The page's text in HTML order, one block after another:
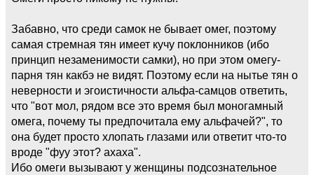
Забавно, что среди самок не бывает омег, поэтому
самая стремная тян имеет кучу поклонников (ибо
принцип незаменимости самки), но при этом омегу-
парня тян какбэ не видят. Поэтому если на нытье тян о
неверности и эгоистичности альфа-самцов ответить,
что "вот мол, рядом все это время был моногамный
омега, почему ты предпочитала ему альфачей?", то
она будет просто хлопать глазами или ответит что-то
вроде "фуу этот? ахаха".
Ибо омеги вызывают у женщины подсознательное